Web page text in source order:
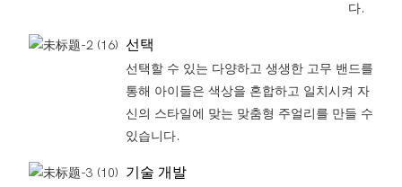
다.
선택
선택할 수 있는 다양하고 생생한 고무 밴드를
통해 아이들은 색상을 혼합하고 일치시켜 자
신의 스타일에 맞는 맞춤형 주얼리를 만들 수
있습니다.
기술 개발